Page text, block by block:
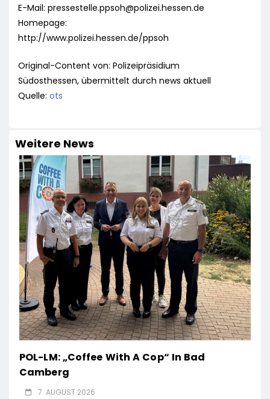
E-Mail: pressestelle.ppsoh@polizei.hessen.de
Homepage:
http://www.polizei.hessen.de/ppsoh
Original-Content von: Polizeipräsidium
Südosthessen, übermittelt durch news aktuell
Quelle: ots
Weitere News
POL-LM: „Coffee With A Cop“ In Bad
Camberg
7. AUGUST 2026